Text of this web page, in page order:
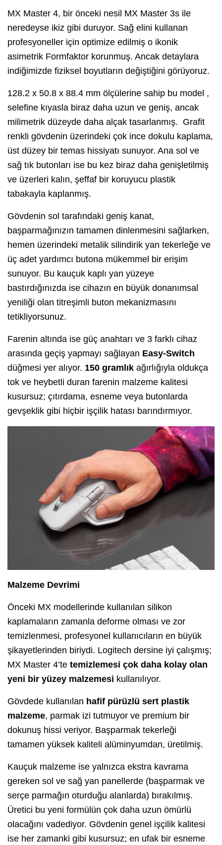
MX Master 4, bir önceki nesil MX Master 3s ile
neredeyse ikiz gibi duruyor. Sağ elini kullanan
profesyoneller için optimize edilmiş o ikonik
asimetrik Formfaktor korunmuş. Ancak detaylara
indiğimizde fiziksel boyutların değiştiğini görüyoruz.
128.2 x 50.8 x 88.4 mm ölçülerine sahip bu model ,
selefine kıyasla biraz daha uzun ve geniş, ancak
milimetrik düzeyde daha alçak tasarlanmış. Grafit
renkli gövdenin üzerindeki çok ince dokulu kaplama,
üst düzey bir temas hissiyatı sunuyor. Ana sol ve
sağ tık butonları ise bu kez biraz daha genişletilmiş
ve üzerleri kalın, şeffaf bir koruyucu plastik
tabakayla kaplanmış.
Gövdenin sol tarafındaki geniş kanat,
başparmağınızın tamamen dinlenmesini sağlarken,
hemen üzerindeki metalik silindirik yan tekerleğe ve
üç adet yardımcı butona mükemmel bir erişim
sunuyor. Bu kauçuk kaplı yan yüzeye
bastırdığınızda ise cihazın en büyük donanımsal
yeniliği olan titreşimli buton mekanizmasını
tetikliyorsunuz.
Farenin altında ise güç anahtarı ve 3 farklı cihaz
arasında geçiş yapmayı sağlayan Easy-Switch
düğmesi yer alıyor. 150 gramlık ağırlığıyla oldukça
tok ve heybetli duran farenin malzeme kalitesi
kusursuz; çıtırdama, esneme veya butonlarda
gevşeklik gibi hiçbir işçilik hatası barındırmıyor.
Malzeme Devrimi
Önceki MX modellerinde kullanılan silikon
kaplamaların zamanla deforme olması ve zor
temizlenmesi, profesyonel kullanıcıların en büyük
şikayetlerinden biriydi. Logitech dersine iyi çalışmış;
MX Master 4’te temizlemesi çok daha kolay olan
yeni bir yüzey malzemesi kullanılıyor.
Gövdede kullanılan hafif pürüzlü sert plastik
malzeme, parmak izi tutmuyor ve premium bir
dokunuş hissi veriyor. Başparmak tekerleği
tamamen yüksek kaliteli alüminyumdan, üretilmiş.
Kauçuk malzeme ise yalnızca ekstra kavrama
gereken sol ve sağ yan panellerde (başparmak ve
serçe parmağın oturduğu alanlarda) bırakılmış.
Üretici bu yeni formülün çok daha uzun ömürlü
olacağını vadediyor. Gövdenin genel işçilik kalitesi
ise her zamanki gibi kusursuz; en ufak bir esneme